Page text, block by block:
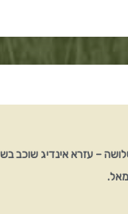
– עזרא אינדיג שוכב